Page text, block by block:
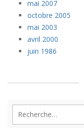
mai 2007
octobre 2005
mai 2003
avril 2000
juin 1986